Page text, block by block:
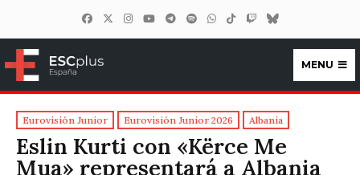
ESCplus España
MENU
Eurovisión Junior Eurovisión Junior 2026 Albania
Eslin Kurti con «Kërce Me
Mua» representará a Albania